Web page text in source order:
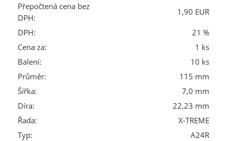
Přepočtená cena bez
DPH:
1,90 EUR
DPH:
21 %
Cena za:
1 ks
Balení:
10 ks
Průměr:
115 mm
Šířka:
7,0 mm
Díra:
22,23 mm
Řada:
X-TREME
Typ:
A24R